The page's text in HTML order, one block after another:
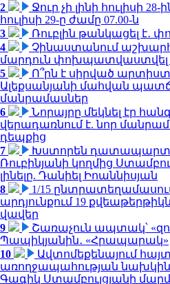
2
Ջուր չի լինի հուլիսի
հուլիսի 29-ը ժամը 07.00-ն
3
Ռուբլին թանկացել է․
4
Չինաստանում
մարդուն փոխպատվաստվել
5
Ո՞րն է սիրված
Ալեքսանյանի մահվան
մանրամասներ
6
Նորայրը մեկնել էր
վերադառնում է. նոր
դեպքից
7
Խստորեն
Ռուբինյանի կողմից
լինելը. Դանիել Իոաննիսյան
8
1/15
արդյունքում 19
վավեր
9
Շառաչուն ապտակ՝
Պապիկյանին․ «Հրապարակ»
10
Ավտոմեքենայում
առողջապահության
Գագիկ Ստամբուլցյանի